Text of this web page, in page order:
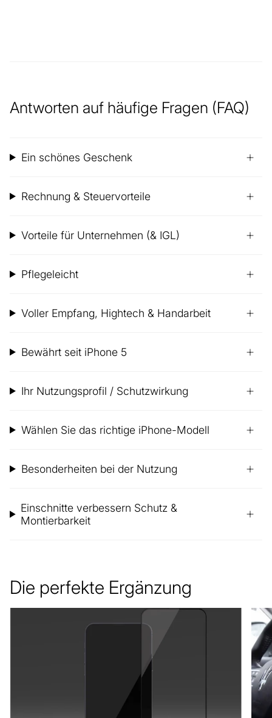
Antworten auf häufige Fragen (FAQ)
Ein schönes Geschenk
Rechnung & Steuervorteile
Vorteile für Unternehmen (& IGL)
Pflegeleicht
Voller Empfang, Hightech & Handarbeit
Bewährt seit iPhone 5
Ihr Nutzungsprofil / Schutzwirkung
Wählen Sie das richtige iPhone-Modell
Besonderheiten bei der Nutzung
Einschnitte verbessern Schutz &
Montierbarkeit
Die perfekte Ergänzung